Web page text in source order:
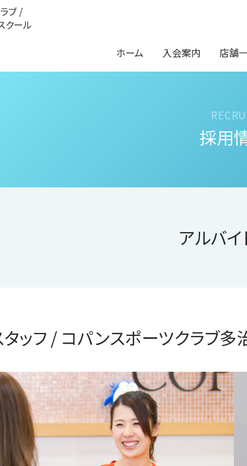
ブ /
クール
ホーム
入会案内 店舗
採用
アルバ
ッフ / コパンスポーツクラブ多